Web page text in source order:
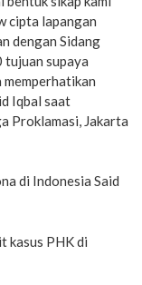
cipta lapangan
dengan Sidang
supaya
memperhatikan
Iqbal saat
Proklamasi, Jakarta
di Indonesia Said
kasus PHK di